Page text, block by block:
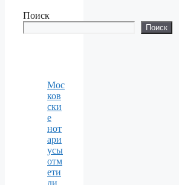
Поиск
Поиск
Мос
ков
ски
е
нот
ари
усы
отм
ети